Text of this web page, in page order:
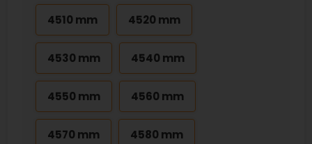
4510 mm 4520 mm
4530 mm 4540 mm
4550 mm 4560 mm
4570 mm 4580 mm